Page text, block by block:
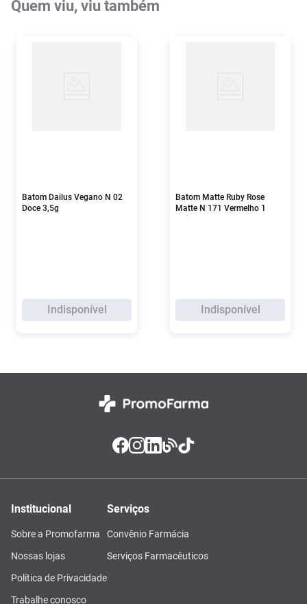
Quem viu, viu também
Batom Dailus Vegano N 02
Doce 3,5g
Indisponível
Batom Matte Ruby Rose
Matte N 171 Vermelho 1
Indisponível
Institucional
Sobre a Promofarma
Nossas lojas
Política de Privacidade
Trabalhe conosco
Serviços
Convênio Farmácia
Serviços Farmacêuticos